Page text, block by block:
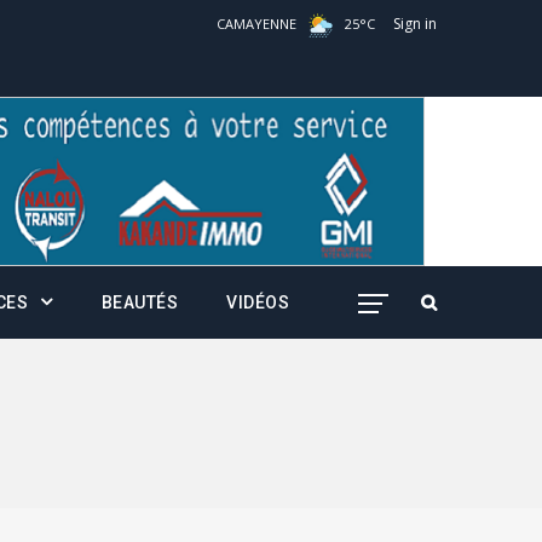
CAMAYENNE 25°C Sign in
BEAUTÉS VIDÉOS